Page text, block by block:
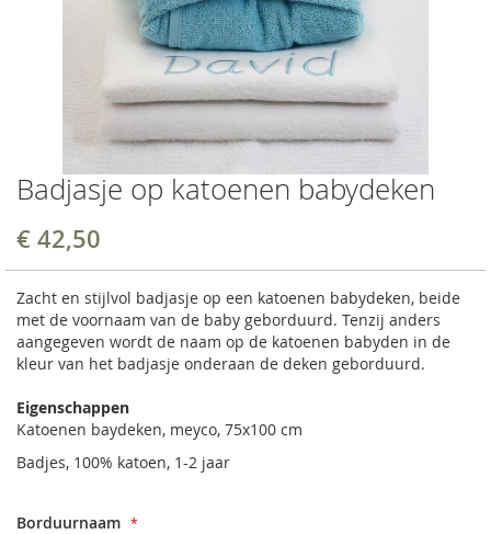
Badjasje op katoenen babydeken
€ 42,50
Zacht en stijlvol badjasje op een katoenen babydeken, beide
met de voornaam van de baby geborduurd. Tenzij anders
aangegeven wordt de naam op de katoenen babyden in de
kleur van het badjasje onderaan de deken geborduurd.
Eigenschappen
Katoenen baydeken, meyco, 75x100 cm
Badjes, 100% katoen, 1-2 jaar
Borduurnaam